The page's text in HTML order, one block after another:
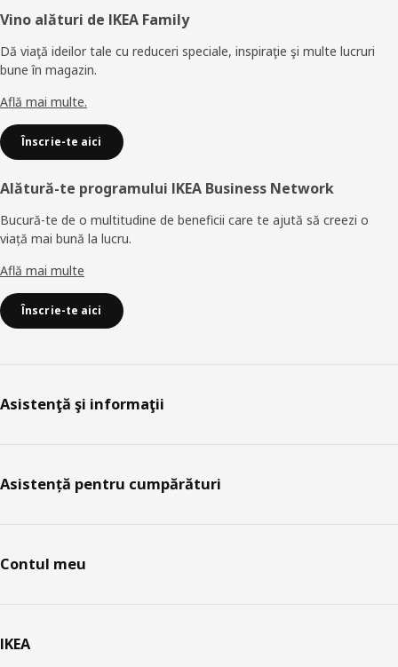
Subsol
Vino alături de IKEA Family
Dă viaţă ideilor tale cu reduceri speciale, inspiraţie şi multe lucruri
bune în magazin.
Află mai multe.
Înscrie-te aici
Alătură-te programului IKEA Business Network
Bucură-te de o multitudine de beneficii care te ajută să creezi o
viață mai bună la lucru.
Află mai multe
Înscrie-te aici
Asistenţă şi informaţii
Asistență pentru cumpărături
Contul meu
IKEA